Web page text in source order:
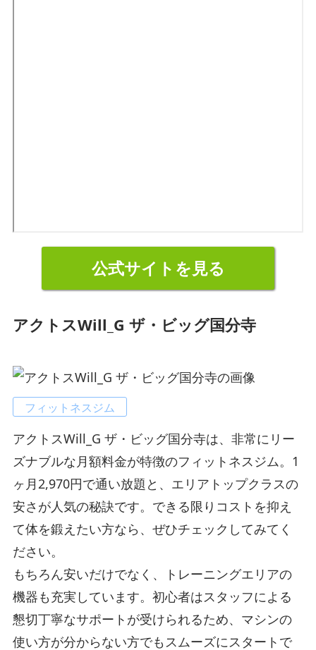
公式サイトを見る
アクトスWill_G ザ・ビッグ国分寺
フィットネスジム
アクトスWill_G ザ・ビッグ国分寺は、非常にリー
ズナブルな月額料金が特徴のフィットネスジム。1
ヶ月2,970円で通い放題と、エリアトップクラスの
安さが人気の秘訣です。できる限りコストを抑え
て体を鍛えたい方なら、ぜひチェックしてみてく
ださい。
もちろん安いだけでなく、トレーニングエリアの
機器も充実しています。初心者はスタッフによる
懇切丁寧なサポートが受けられるため、マシンの
使い方が分からない方でもスムーズにスタートで